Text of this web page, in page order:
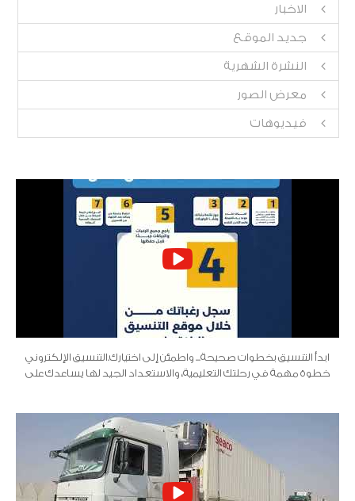
الاخبار
جديد الموقع
النشرة الشهرية
معرض الصور
فيديوهات
ابدأ التنسيق بخطوات صحيحة... واطمئن إلى اختيارك.التنسيق الإلكتروني
خطوة مهمة في رحلتك التعليمية، والاستعداد الجيد لها يساعدك على